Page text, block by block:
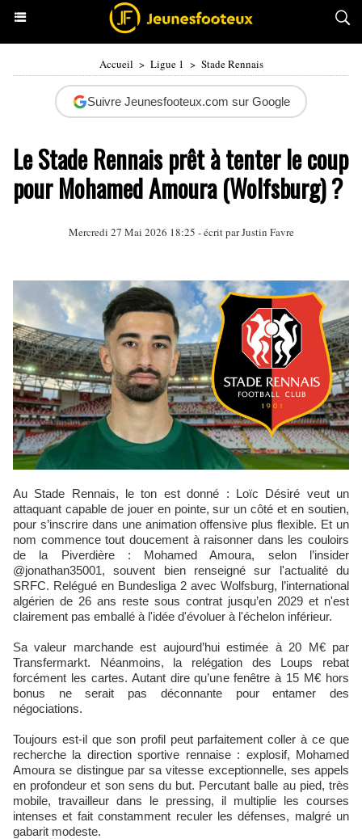
Accueil > Ligue 1 > Stade Rennais
Suivre Jeunesfooteux.com sur Google
Le Stade Rennais prêt à tenter le coup
pour Mohamed Amoura (Wolfsburg) ?
Mercredi 27 Mai 2026 18:25 - écrit parJustin Favre
Au Stade Rennais, le ton est donné : Loïc Désiré veut un
attaquant capable de jouer en pointe, sur un côté et en soutien,
pour s’inscrire dans une animation offensive plus flexible. Et un
nom commence tout doucement à raisonner dans les couloirs
de la Piverdière : Mohamed Amoura, selon l’insider
@jonathan35001, souvent bien renseigné sur l'actualité du
SRFC. Relégué en Bundesliga 2 avec Wolfsburg, l’international
algérien de 26 ans reste sous contrat jusqu’en 2029 et n'est
clairement pas emballé à l'idée d'évoluer à l'échelon inférieur.
Sa valeur marchande est aujourd’hui estimée à 20 M€ par
Transfermarkt. Néanmoins, la relégation des Loups rebat
forcément les cartes. Autant dire qu’une fenêtre à 15 M€ hors
bonus ne serait pas déconnante pour entamer des
négociations.
Toujours est-il que son profil peut parfaitement coller à ce que
recherche la direction sportive rennaise : explosif, Mohamed
Amoura se distingue par sa vitesse exceptionnelle, ses appels
en profondeur et son sens du but. Percutant balle au pied, très
mobile, travailleur dans le pressing, il multiplie les courses
intenses et fait constamment reculer les défenses, malgré un
gabarit modeste.